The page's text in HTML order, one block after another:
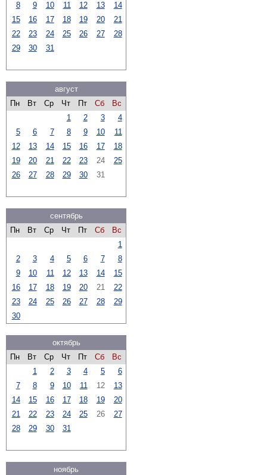
8
9 10 11 12 13
14
15
16 17 18 19 20
21
22
23 24 25 26 27
28
29
30 31
август
Пн
Вт Ср Чт Пт Сб
Вс
1
2 3
4
5
6 7 8 9 10
11
12
13 14 15 16 17
18
19
20 21 22 23 24
25
26
27 28 29 30 31
сентябрь
Пн
Вт Ср Чт Пт Сб
Вс
1
2
3 4 5 6 7
8
9
10 11 12 13 14
15
16
17 18 19 20 21
22
23
24 25 26 27 28
29
30
октябрь
Пн
Вт Ср Чт Пт Сб
Вс
1
2 3 4 5
6
7
8 9 10 11 12
13
14
15 16 17 18 19
20
21
22 23 24 25 26
27
28
29 30 31
ноябрь